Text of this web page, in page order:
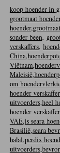
koop hoender in
grootmaat
hoender,
sonder been,
verskaffers,
China,
Viëtnam,
Maleisië,
om
hoender
uitvoerders,heel
hoender
VAE,is seara
Brasilië,seara
halal,perdix
uitvoerders,